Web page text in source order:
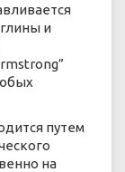
и
путем
на